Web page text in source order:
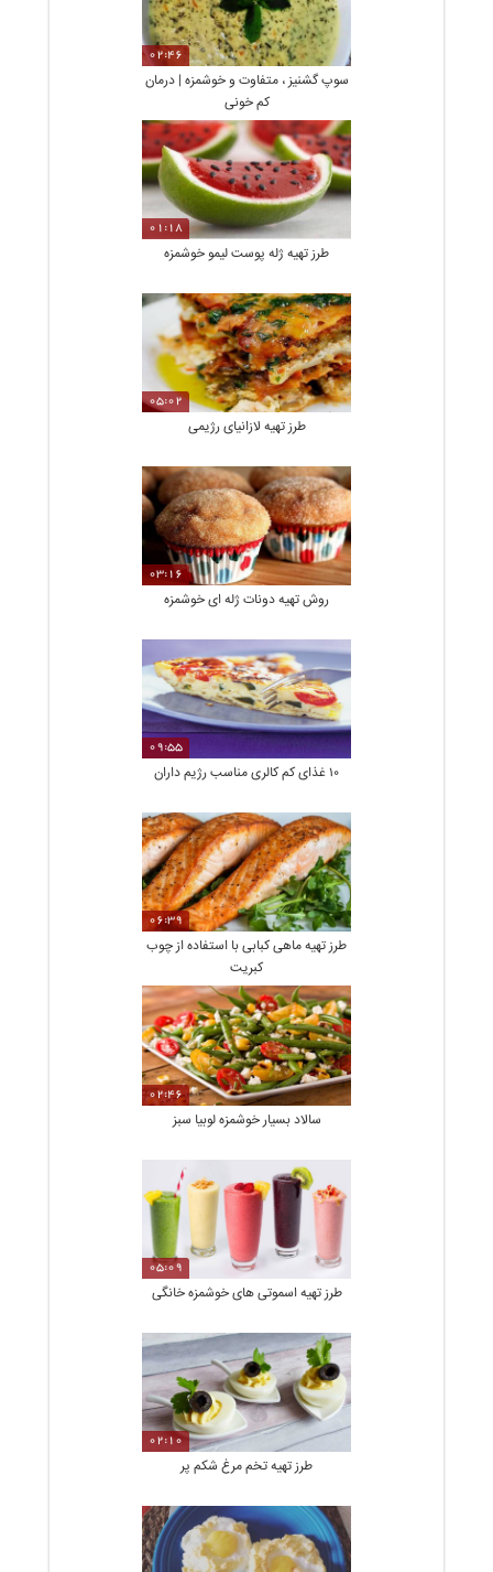
02:46
سوپ گشنیز ، متفاوت و خوشمزه | درمان
کم خونی
01:18
طرز تهیه ژله پوست لیمو خوشمزه
05:02
طرز تهیه لازانیای رژیمی
03:16
روش تهیه دونات ژله ای خوشمزه
09:55
10 غذای کم کالری مناسب رژیم داران
06:39
طرز تهیه ماهی کبابی با استفاده از چوب
کبریت
02:46
سالاد بسیار خوشمزه لوبیا سبز
05:09
طرز تهیه اسموتی های خوشمزه خانگی
02:10
طرز تهیه تخم مرغ شکم پر